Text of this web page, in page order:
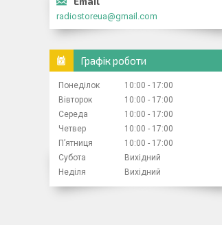
radiostoreua@gmail.com
Графік роботи
Понеділок 10:00
17:00
Вівторок
10:00
17:00
Середа
10:00
17:00
Четвер
10:00
17:00
Пʼятниця
10:00
17:00
Субота
Вихідний
Неділя
Вихідний